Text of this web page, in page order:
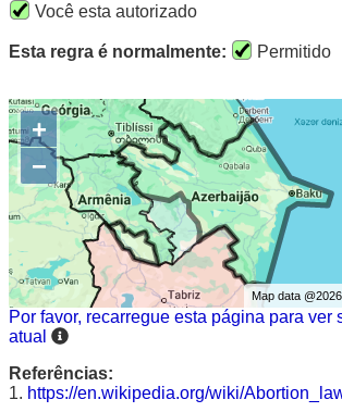
Você esta autorizado
Esta regra é normalmente: Permitido
+
−
Map data
Por favor, recarregue esta página para ver
atual
Referências:
1. https://en.wikipedia.org/wiki/